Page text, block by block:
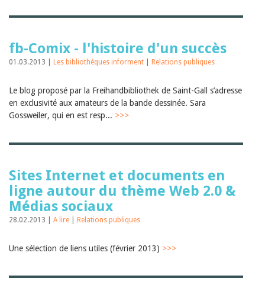
fb-Comix - l'histoire d'un succès
01.03.2013 | Les bibliothèques informent Relations publiques
Le blog proposé par la Freihandbibliothek de Saint-Gall s’adresse
en exclusivité aux amateurs de la bande dessinée. Sara
Gossweiler, qui en est resp... >>>
Sites Internet et documents en
ligne autour du thème Web 2.0 &
Médias sociaux
28.02.2013 | A lire Relations publiques
Une sélection de liens utiles (février 2013) >>>